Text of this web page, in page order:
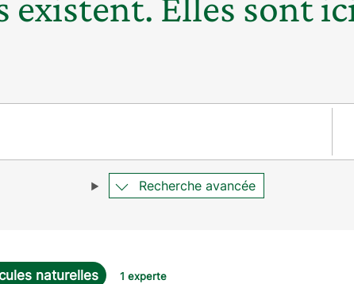
Recherche avancée
naturelles 1 experte